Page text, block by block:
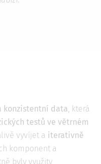
konzistentní data , která
testů ve větrném
vyvíjet a iterativně
komponent a
byly využity